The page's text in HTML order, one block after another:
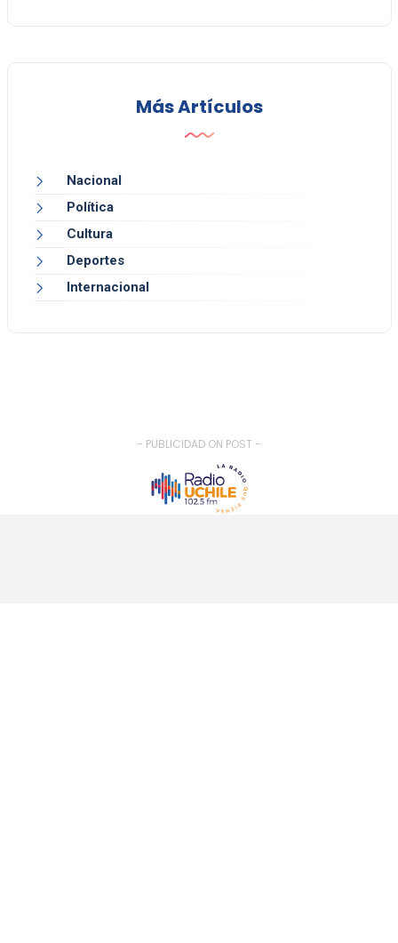
Más Artículos
Nacional
Política
Cultura
Deportes
Internacional
- PUBLICIDAD ON POST -